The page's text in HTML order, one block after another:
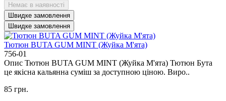
Немає в наявності
Швидке замовлення
Швидке замовлення
Тютюн BUTA GUM MINT (Жуйка М'ята)
756-01
Опис Тютюн BUTA GUM MINT (Жуйка М'ята) Тютюн Бута
це якісна кальянна суміш за доступною ціною. Виро..
85 грн.